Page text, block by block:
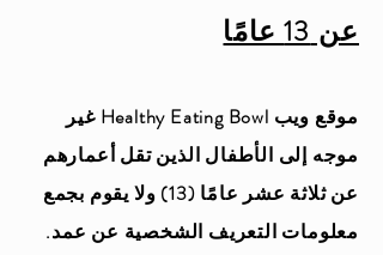
عن 13 عامًا
موقع ويب Healthy Eating Bowl غير
موجه إلى الأطفال الذين تقل أعمارهم
عن ثلاثة عشر عامًا (13) ولا يقوم بجمع
معلومات التعريف الشخصية عن عمد.